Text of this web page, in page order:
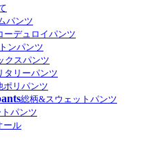
パンツ
ーデュロイパンツ
ンパンツ
クスパンツ
タリーパンツ
ポリパンツ
総柄&スウェットパンツ
パンツ
ール